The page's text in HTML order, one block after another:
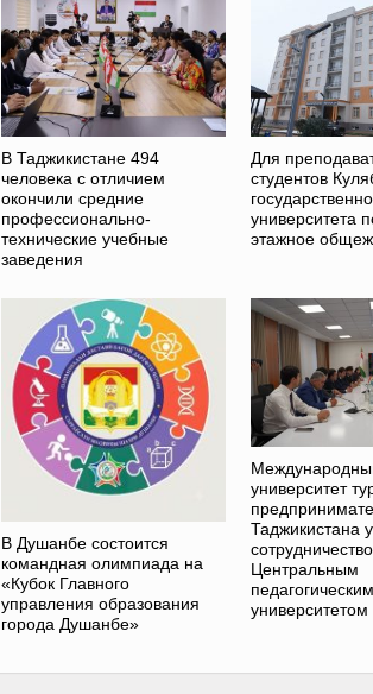
В Таджикистане 494
человека с отличием
окончили средние
профессионально-
технические учебные
заведения
Для
студентов
университета
этажное
В Душанбе состоится
командная олимпиада на
«Кубок Главного
управления образования
города Душанбе»
университет
Таджикистана
Центральным
педагогическим
университетом